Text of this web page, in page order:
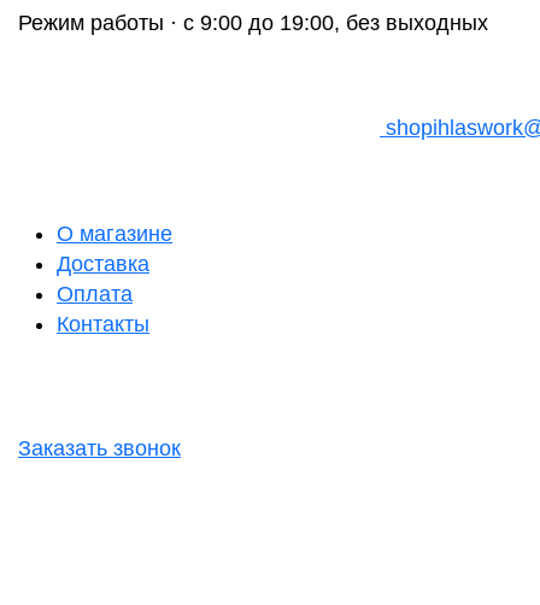
Режим работы · с 9:00 до 19:00, без выходных
О магазине
Доставка
Оплата
Контакты
Заказать звонок